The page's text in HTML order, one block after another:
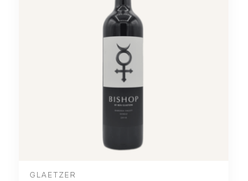
GLAETZER